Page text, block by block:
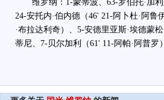
维罗纳：1-蒙蒂波、63-罗伯托·加利
24-安托内·伯内德（46' 21-阿卜杜·阿鲁
·布拉达利奇）、5-安德里亚斯·埃德蒙
蒂尼、7-贝尔加利（61' 11-阿帕·阿普罗）